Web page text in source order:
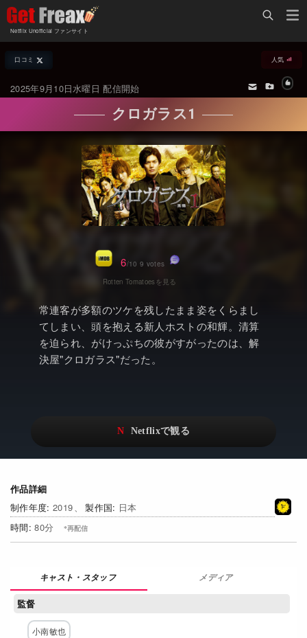
Netflix Unofficial ファンサイト
Netflix新着作品
オールジャンル
海外ドラマ・シリーズ
海外映画
国内TV番組・ドラマ
国内映画
アニメ
ドキュメンタリー
Netflixオリジナル作品
日本語吹替対応作品
その他の国のTV番組
配信終了予定の作品
海外ドラマ・ラインナップ
Netflix 人気ランキング
Netflix 全作品ラインナップ
Netflix配信作品カスタム検索
トレンド
VOD 総合作品情報
Netflix・VOD総合News
Watchlistへ
Netflix Video
Netflix 吹替版作品
Netflix 高い評価の海外作品
みんなの作品レビュー
Watchlist
過去の配信終了作品
口コミ 人気
2025年9月10日水曜日 配信開始
クロガラス1
常連客が多額のツケを残したまま姿をくらまし
てしまい、頭を抱える新人ホストの和輝。清算
を迫られ、がけっぷちの彼がすがったのは、解
決屋"クロガラス"だった。
作品詳細
2019
日本
80
6/10 9 votes
メディア
監督
小南敏也